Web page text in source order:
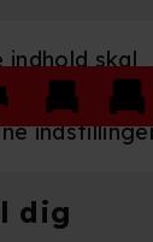
skal
være
dig